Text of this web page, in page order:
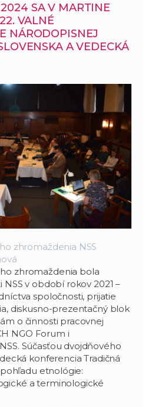
SA V MARTINE
VALNÉ
NÁRODOPISNEJ
A VEDECKÁ
zhromaždenia NSS
zhromaždenia bola
v období rokov 2021 –
spoločnosti, prijatie
diskusno-prezentačný blok
o činnosti pracovnej
NGO Forum i
Súčasťou dvojdňového
konferencia Tradičná
etnológie:
a terminologické